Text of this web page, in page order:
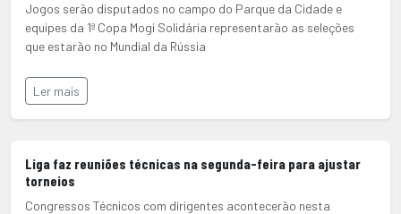
Jogos serão disputados no campo do Parque da Cidade e
equipes da 1ª Copa Mogi Solidária representarão as seleções
que estarão no Mundial da Rússia
Ler mais
Liga faz reuniões técnicas na segunda-feira para ajustar
torneios
Congressos Técnicos com dirigentes acontecerão nesta